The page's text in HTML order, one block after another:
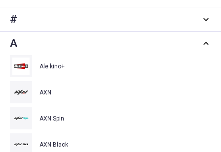
#
A
Ale kino+
AXN
AXN Spin
AXN Black